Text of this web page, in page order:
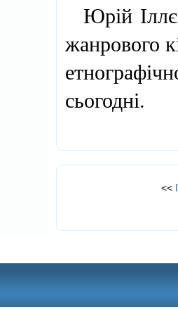
Юрій
жанрового
сьогодні.
<<